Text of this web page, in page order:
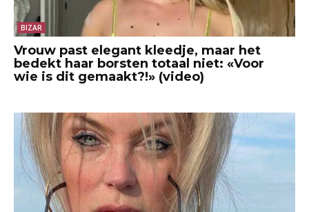
BIZAR
Vrouw past elegant kleedje, maar het
bedekt haar borsten totaal niet: «Voor
wie is dit gemaakt?!» (video)